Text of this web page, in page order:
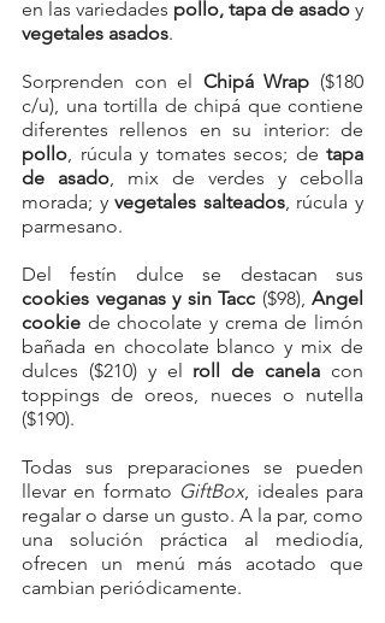
en las variedades pollo, tapa de asado
vegetales asados.
Sorprenden con el Chipá Wrap ($180
c/u), una tortilla de chipá que contiene
pollo, rúcula y tomates secos; de tapa
de asado, mix de verdes y cebolla
morada; y vegetales salteados, rúcula y
parmesano.
Del festín dulce se destacan
cookies veganas y sin Tacc ($98), Angel
cookie de chocolate y crema de limón
bañada en chocolate blanco y mix de
dulces ($210) y el roll de canela con
toppings de oreos, nueces o nutella
($190).
Todas sus preparaciones se pueden
llevar en formato GiftBox, ideales para
regalar o darse un gusto. A la par, como
una solución práctica al mediodía,
ofrecen un menú más acotado que
cambian periódicamente.